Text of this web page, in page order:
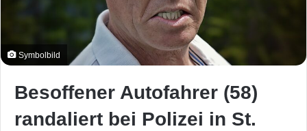
Symbolbild
Besoffener Autofahrer (58)
randaliert bei Polizei in St.